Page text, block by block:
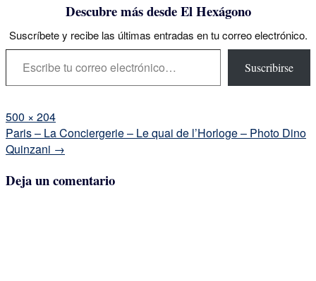
Descubre más desde El Hexágono
Suscríbete y recibe las últimas entradas en tu correo electrónico.
Escribe tu correo electrónico…
Suscribirse
Tamaño
completo
500 × 204
Navegación
de
entrada
Paris – La Conciergerie – Le quai de l’Horloge – Photo Dino
Quinzani →
Deja un comentario